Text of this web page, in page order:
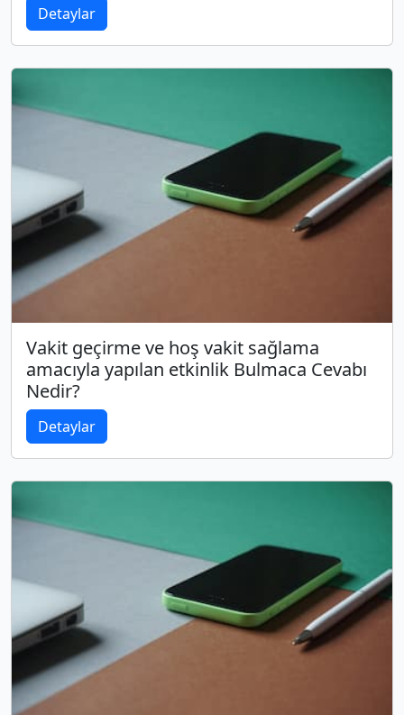
Detaylar
Vakit geçirme ve hoş vakit sağlama
amacıyla yapılan etkinlik Bulmaca Cevabı
Nedir?
Detaylar